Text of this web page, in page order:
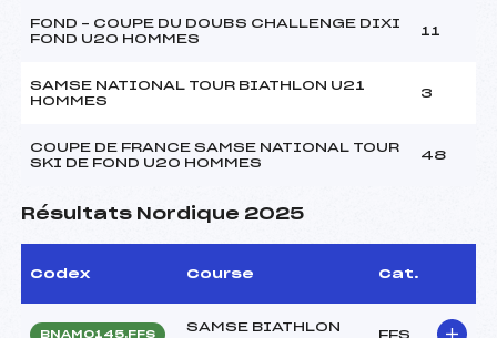
FOND – COUPE DU DOUBS CHALLENGE DIXI
FOND U20 HOMMES
11
SAMSE NATIONAL TOUR BIATHLON U21
HOMMES
3
COUPE DE FRANCE SAMSE NATIONAL TOUR
SKI DE FOND U20 HOMMES
48
Résultats Nordique 2025
Codex Course Cat.
BNAM0145.FFS
SAMSE BIATHLON
FFS